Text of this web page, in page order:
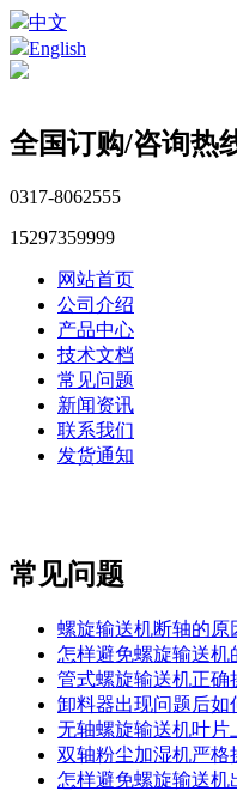
中文
English
全国订购/咨询热
0317-8062555
15297359999
网站首页
公司介绍
产品中心
技术文档
常见问题
新闻资讯
联系我们
发货通知
常见问题
螺旋输送机断轴的原
怎样避免螺旋输送机
管式螺旋输送机正确
卸料器出现问题后如
无轴螺旋输送机叶片
双轴粉尘加湿机严格
怎样避免螺旋输送机